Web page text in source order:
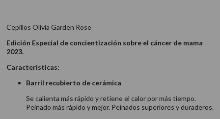
Cepillos Olivia Garden Rose
Edición Especial de concientización sobre el cáncer de mama
2023.
Caracteristicas:
Barril recubierto de cerámica
Se calienta más rápido y retiene el calor por más tiempo.
Peinado más rápido y mejor. Peinados superiores y duraderos.